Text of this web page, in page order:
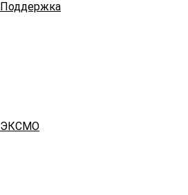
Поддержка
ЭКСМО